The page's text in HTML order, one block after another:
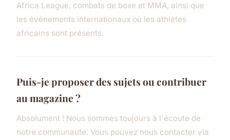
Africa League, combats de boxe et MMA, ainsi que
les événements internationaux où les athlètes
africains sont présents.
Puis-je proposer des sujets ou contribuer
au magazine ?
Absolument ! Nous sommes toujours à l'écoute de
notre communauté. Vous pouvez nous contacter via